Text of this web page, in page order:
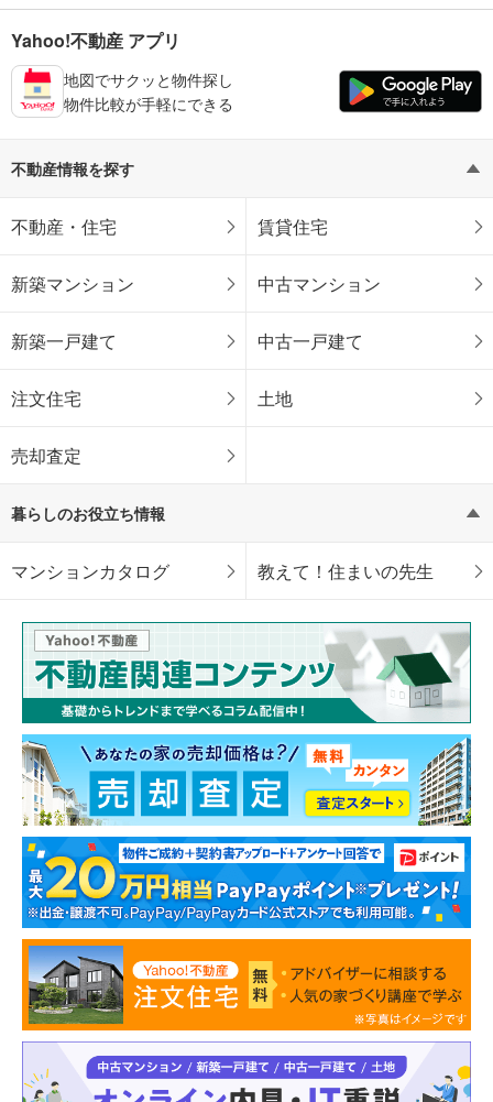
Yahoo!不動産 アプリ
地図でサクッと物件探し
物件比較が手軽にできる
不動産情報を探す
不動産・住宅 賃貸住宅
新築マンション 中古マンション
新築一戸建て 中古一戸建て
注文住宅 土地
売却査定
暮らしのお役立ち情報
マンションカタログ 教えて！住まいの先生